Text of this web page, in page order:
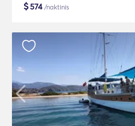
$574/naktinis